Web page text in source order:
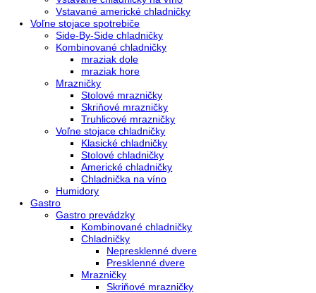
Vstavané spotrebiče
Vstavané kombinované chladničky
Vstavané chladničky
Vstavané mrazničky
Vstavané chladničky na víno
Vstavané americké chladničky
Voľne stojace spotrebiče
Side-By-Side chladničky
Kombinované chladničky
mraziak dole
mraziak hore
Mrazničky
Stolové mrazničky
Skriňové mrazničky
Truhlicové mrazničky
Klasické chladničky
Stolové chladničky
Americké chladničky
Chladnička na víno
Humidory